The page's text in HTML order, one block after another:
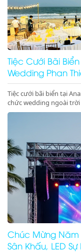
Tiệc Cưới Bãi
Wedding Phan
Tiệc cưới bãi biển tại
chức wedding ngoài
sân khấu cưới trên biển
Chúc Mừng Năm
Sân Khấu, LED